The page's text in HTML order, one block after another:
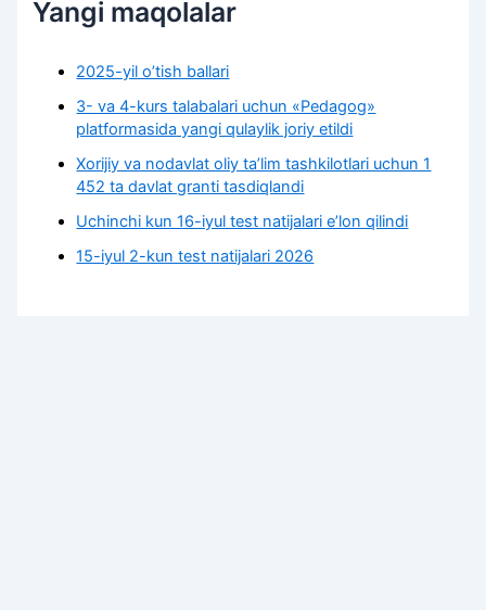
Yangi maqolalar
2025-yil o’tish ballari
3- va 4-kurs talabalari uchun «Pedagog»
platformasida yangi qulaylik joriy etildi
Xorijiy va nodavlat oliy taʼlim tashkilotlari uchun 1
452 ta davlat granti tasdiqlandi
Uchinchi kun 16-iyul test natijalari e’lon qilindi
15-iyul 2-kun test natijalari 2026